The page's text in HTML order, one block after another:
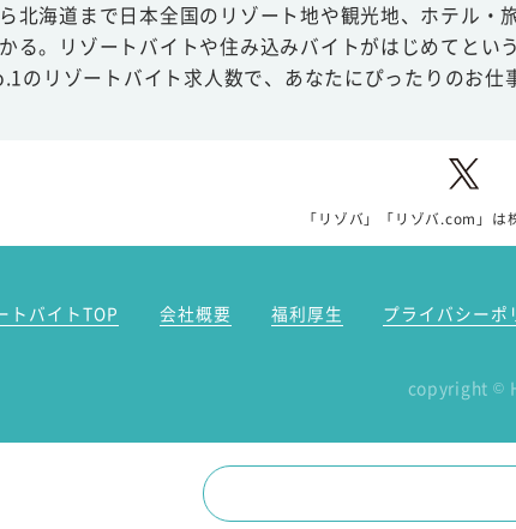
北海道まで日本全国のリゾート地や観光地、ホテル
る。リゾートバイトや住み込みバイトがはじめてと
のリゾートバイト求人数で、あなたにぴったりのお仕
「リゾバ」「リゾバ.com」は
トバイトTOP 会社概要 福利厚生 プライバシーポ
copyright ©